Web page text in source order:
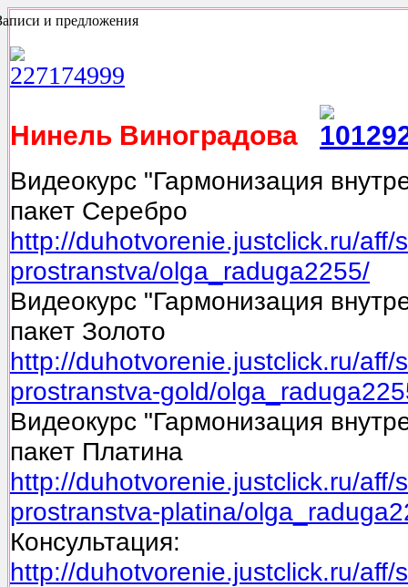
и предложения
Нинель Виноградова
Видеокурс "Гармонизация
пакет Серебро
http://duhotvorenie.justclick.ru/aff/
prostranstva/olga_raduga2255/
Видеокурс "Гармонизация
пакет Золото
http://duhotvorenie.justclick.ru/aff/
prostranstva-gold/
Видеокурс "Гармонизация
пакет Платина
http://duhotvorenie.justclick.ru/aff/
prostranstva-platina/
Консультация:
http://duhotvorenie.justclick.ru/